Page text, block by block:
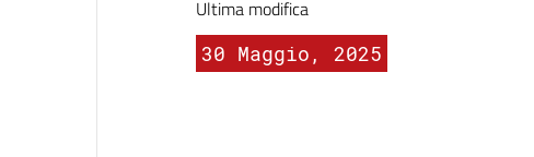
Ultima modifica
30 Maggio, 2025